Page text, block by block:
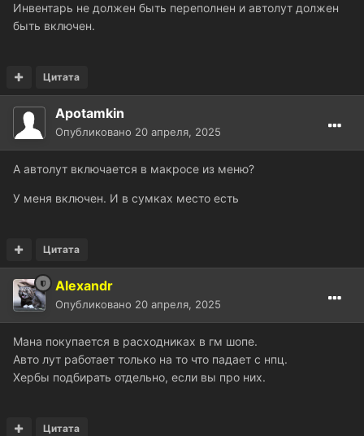
Инвентарь не должен быть переполнен и автолут должен
быть включен.
Цитата
Apotamkin
Опубликовано 20 апреля, 2025
А автолут включается в макросе из меню?
У меня включен. И в сумках место есть
Цитата
Alexandr
Опубликовано 20 апреля, 2025
Мана покупается в расходниках в гм шопе.
Авто лут работает только на то что падает с нпц.
Хербы подбирать отдельно, если вы про них.
Цитата